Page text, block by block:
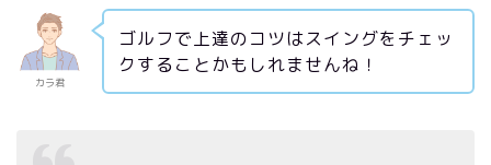
カラ君
ゴルフで上達のコツはスイングをチェッ
クすることかもしれませんね！